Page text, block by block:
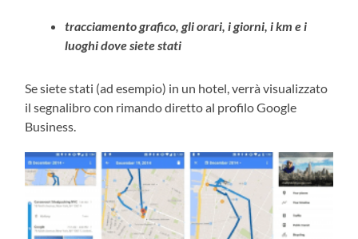
tracciamento grafico, gli orari, i giorni, i km e i
luoghi dove siete stati
Se siete stati (ad esempio) in un hotel, verrà visualizzato
il segnalibro con rimando diretto al profilo Google
Business.